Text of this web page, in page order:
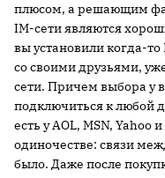
плюсом, а решающим
IM-сети являются
вы установили когда-то
со своими друзьями,
сети. Причем выбора у
подключиться к любой
есть у AOL, MSN, Yahoo
одиночестве: связи
было. Даже после